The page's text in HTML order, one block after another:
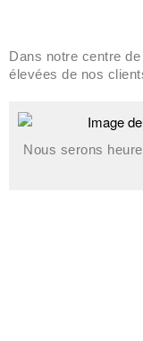
Dans notre centre
élevées de nos
Nous serons